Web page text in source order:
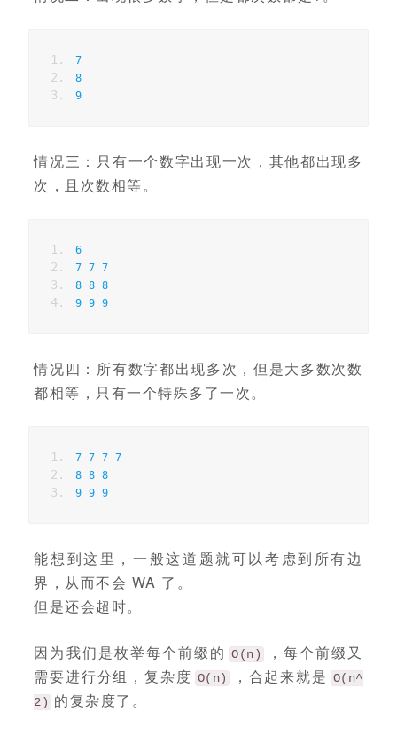
7
8
9
情况三：只有一个数字出现一次，其他都出现多
次，且次数相等。
6
7 7 7
8 8 8
9 9 9
情况四：所有数字都出现多次，但是大多数次数
都相等，只有一个特殊多了一次。
7 7 7 7
8 8 8
9 9 9
能想到这里，一般这道题就可以考虑到所有边
界，从而不会 WA 了。
但是还会超时。
因为我们是枚举每个前缀的 O(n)
，每个前缀又
需要进行分组，复杂度 O(n) ，合起来就是 O(n^
2) 的复杂度了。